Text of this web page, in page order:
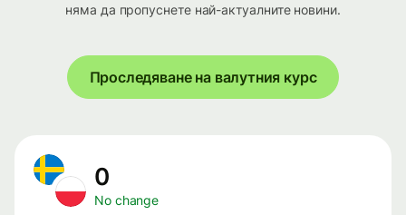
няма да пропуснете най-актуалните новини.
Проследяване на валутния курс
0
No change